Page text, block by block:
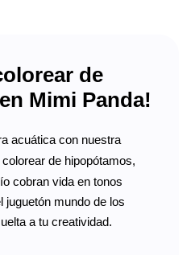
de
Mimi Panda!
acuática con nuestra
colorear de hipopótamos,
cobran vida en tonos
juguetón mundo de los
a tu creatividad.